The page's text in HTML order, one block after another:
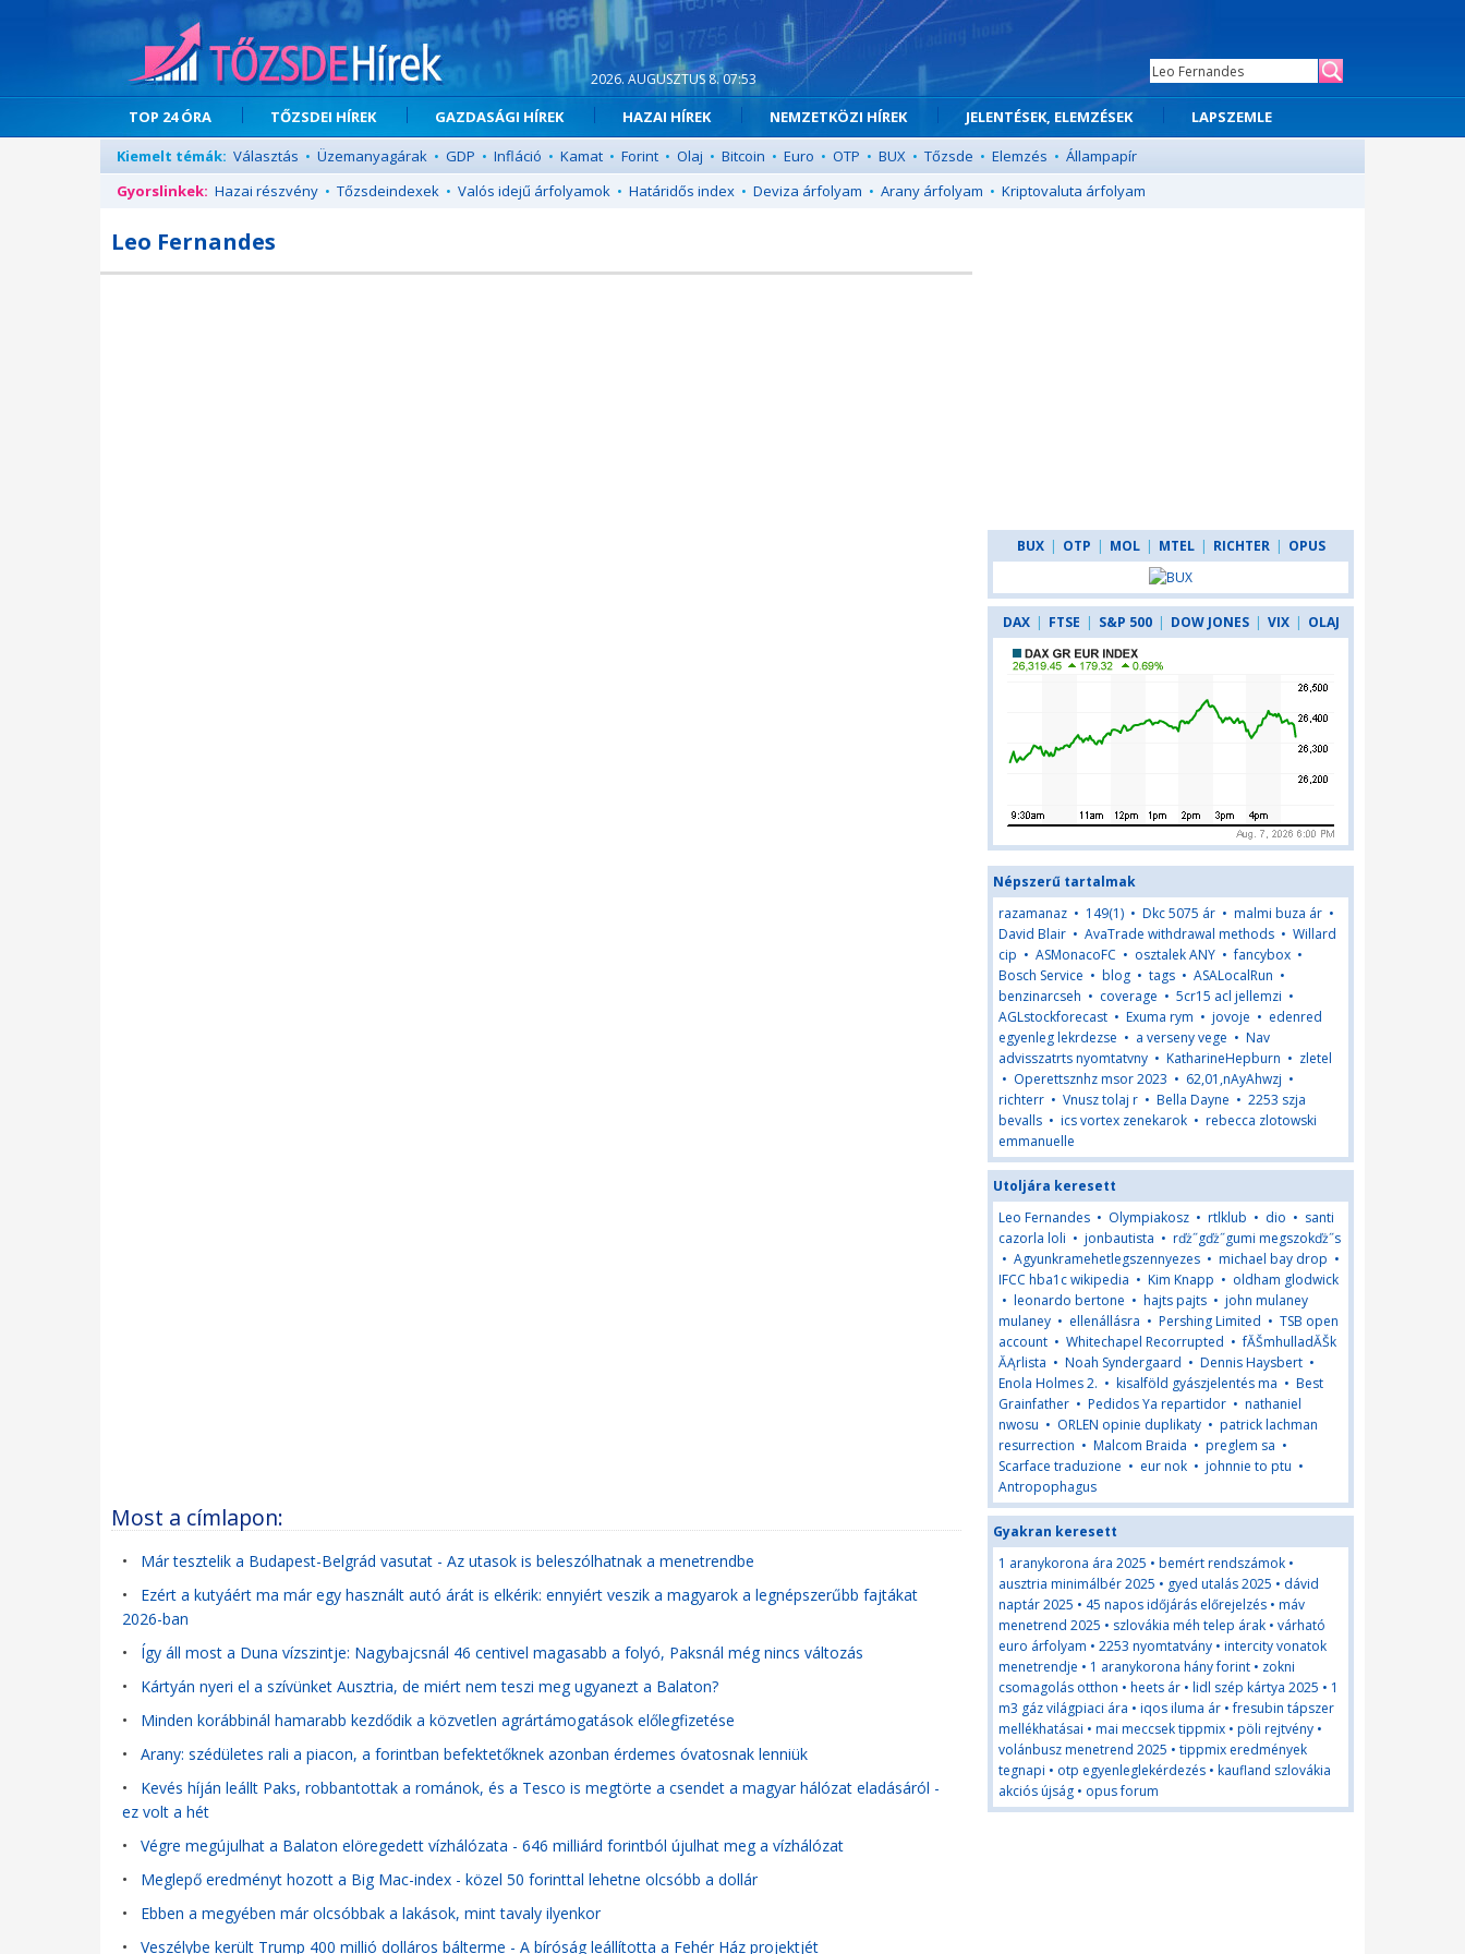
2026. AUGUSZTUS 8. 07:53
TOP 24 ÓRA TŐZSDEI HÍREK GAZDASÁGI HÍREK HAZAI HÍREK NEMZETKÖZI HÍREK JELENTÉSEK, ELEMZÉSEK
LAPSZEMLE
Kiemelt témák: Választás • Üzemanyagárak • GDP • Infláció • Kamat • Forint • Olaj • Bitcoin • Euro • OTP • BUX • Tőzsde • Elemzés • Állampapír
Gyorslinkek: Hazai részvény • Tőzsdeindexek • Valós idejű árfolyamok • Határidős index • Deviza árfolyam • Arany árfolyam • Kriptovaluta árfolyam
Leo Fernandes
Most a címlapon:
• Már tesztelik a Budapest-Belgrád vasutat - Az utasok is beleszólhatnak a menetrendbe
• Ezért a kutyáért ma már egy használt autó árát is elkérik: ennyiért veszik a magyarok a legnépszerűbb fajtákat
2026-ban
• Így áll most a Duna vízszintje: Nagybajcsnál 46 centivel magasabb a folyó, Paksnál még nincs változás
• Kártyán nyeri el a szívünket Ausztria, de miért nem teszi meg ugyanezt a Balaton?
• Minden korábbinál hamarabb kezdődik a közvetlen agrártámogatások előlegfizetése
• Arany: szédületes rali a piacon, a forintban befektetőknek azonban érdemes óvatosnak lenniük
• Kevés híján leállt Paks, robbantottak a románok, és a Tesco is megtörte a csendet a magyar hálózat eladásáról -
ez volt a hét
• Végre megújulhat a Balaton elöregedett vízhálózata - 646 milliárd forintból újulhat meg a vízhálózat
• Meglepő eredményt hozott a Big Mac-index - közel 50 forinttal lehetne olcsóbb a dollár
• Ebben a megyében már olcsóbbak a lakások, mint tavaly ilyenkor
• Veszélybe került Trump 400 millió dolláros bálterme - A bíróság leállította a Fehér Ház projektjét
BUX | OTP | MOL | MTEL | RICHTER | OPUS
DAX | FTSE | S&P 500 | DOW JONES | VIX | OLAJ
Népszerű tartalmak
razamanaz • 149(1) • Dkc 5075 ár • malmi buza ár •
David Blair • AvaTrade withdrawal methods • Willard
cip • ASMonacoFC • osztalek ANY •fancybox •
Bosch Service • blog • tags • ASALocalRun •
benzinarcseh • coverage • 5cr15 acl jellemzi •
AGLstockforecast • Exuma rym • jovoje • edenred
egyenleg lekrdezse • a verseny vege • Nav
advisszatrts nyomtatvny • KatharineHepburn • zletel
• Operettsznhz msor 2023 • 62,01,nAyAhwzj •
richterr • Vnusz tolaj r • Bella Dayne • 2253 szja
bevalls • ics vortex zenekarok • rebecca zlotowski
emmanuelle
Utoljára keresett
Leo Fernandes • Olympiakosz • rtlklub • dio • santi
cazorla loli • jonbautista • rďż˝gďż˝gumi megszokďż˝s
• Agyunkramehetlegszennyezes • michael bay drop •
IFCC hba1c wikipedia • Kim Knapp • oldham glodwick
• leonardo bertone • hajts pajts • john mulaney
mulaney • ellenállásra • Pershing Limited • TSB open
account • Whitechapel Recorrupted •fĂŠmhulladĂŠk
ĂĄrlista • Noah Syndergaard • Dennis Haysbert •
Enola Holmes 2. • kisalföld gyászjelentés ma • Best
Grainfather • Pedidos Ya repartidor • nathaniel
nwosu • ORLEN opinie duplikaty • patrick lachman
resurrection • Malcom Braida • preglem sa •
Scarface traduzione • eur nok • johnnie to ptu •
Antropophagus
Gyakran keresett
1 aranykorona ára 2025 • bemért rendszámok •
ausztria minimálbér 2025 • gyed utalás 2025 • dávid
naptár 2025 • 45 napos időjárás előrejelzés • máv
menetrend 2025 • szlovákia méh telep árak • várható
euro árfolyam • 2253 nyomtatvány • intercity vonatok
menetrendje • 1 aranykorona hány forint • zokni
csomagolás otthon • heets ár • lidl szép kártya 2025 • 1
m3 gáz világpiaci ára • iqos iluma ár •fresubin tápszer
mellékhatásai • mai meccsek tippmix • pöli rejtvény •
volánbusz menetrend 2025 • tippmix eredmények
tegnapi • otp egyenleglekérdezés • kaufland szlovákia
akciós újság • opus forum